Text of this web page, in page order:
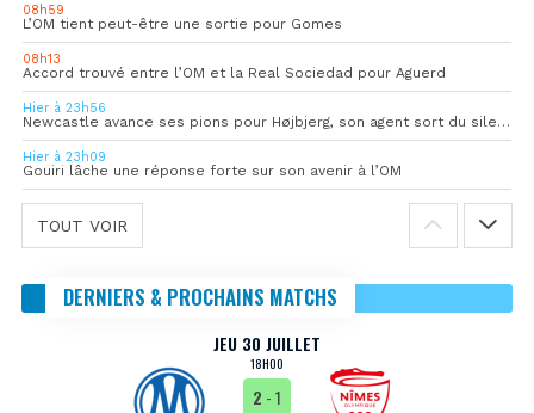
08h59
L’OM tient peut-être une sortie pour Gomes
08h13
Accord trouvé entre l’OM et la Real Sociedad pour Aguerd
Hier à 23h56
Newcastle avance ses pions pour Højbjerg, son agent sort du silence
Hier à 23h09
Gouiri lâche une réponse forte sur son avenir à l’OM
TOUT VOIR
DERNIERS & PROCHAINS MATCHS
JEU 30 JUILLET
18H00
2 - 1